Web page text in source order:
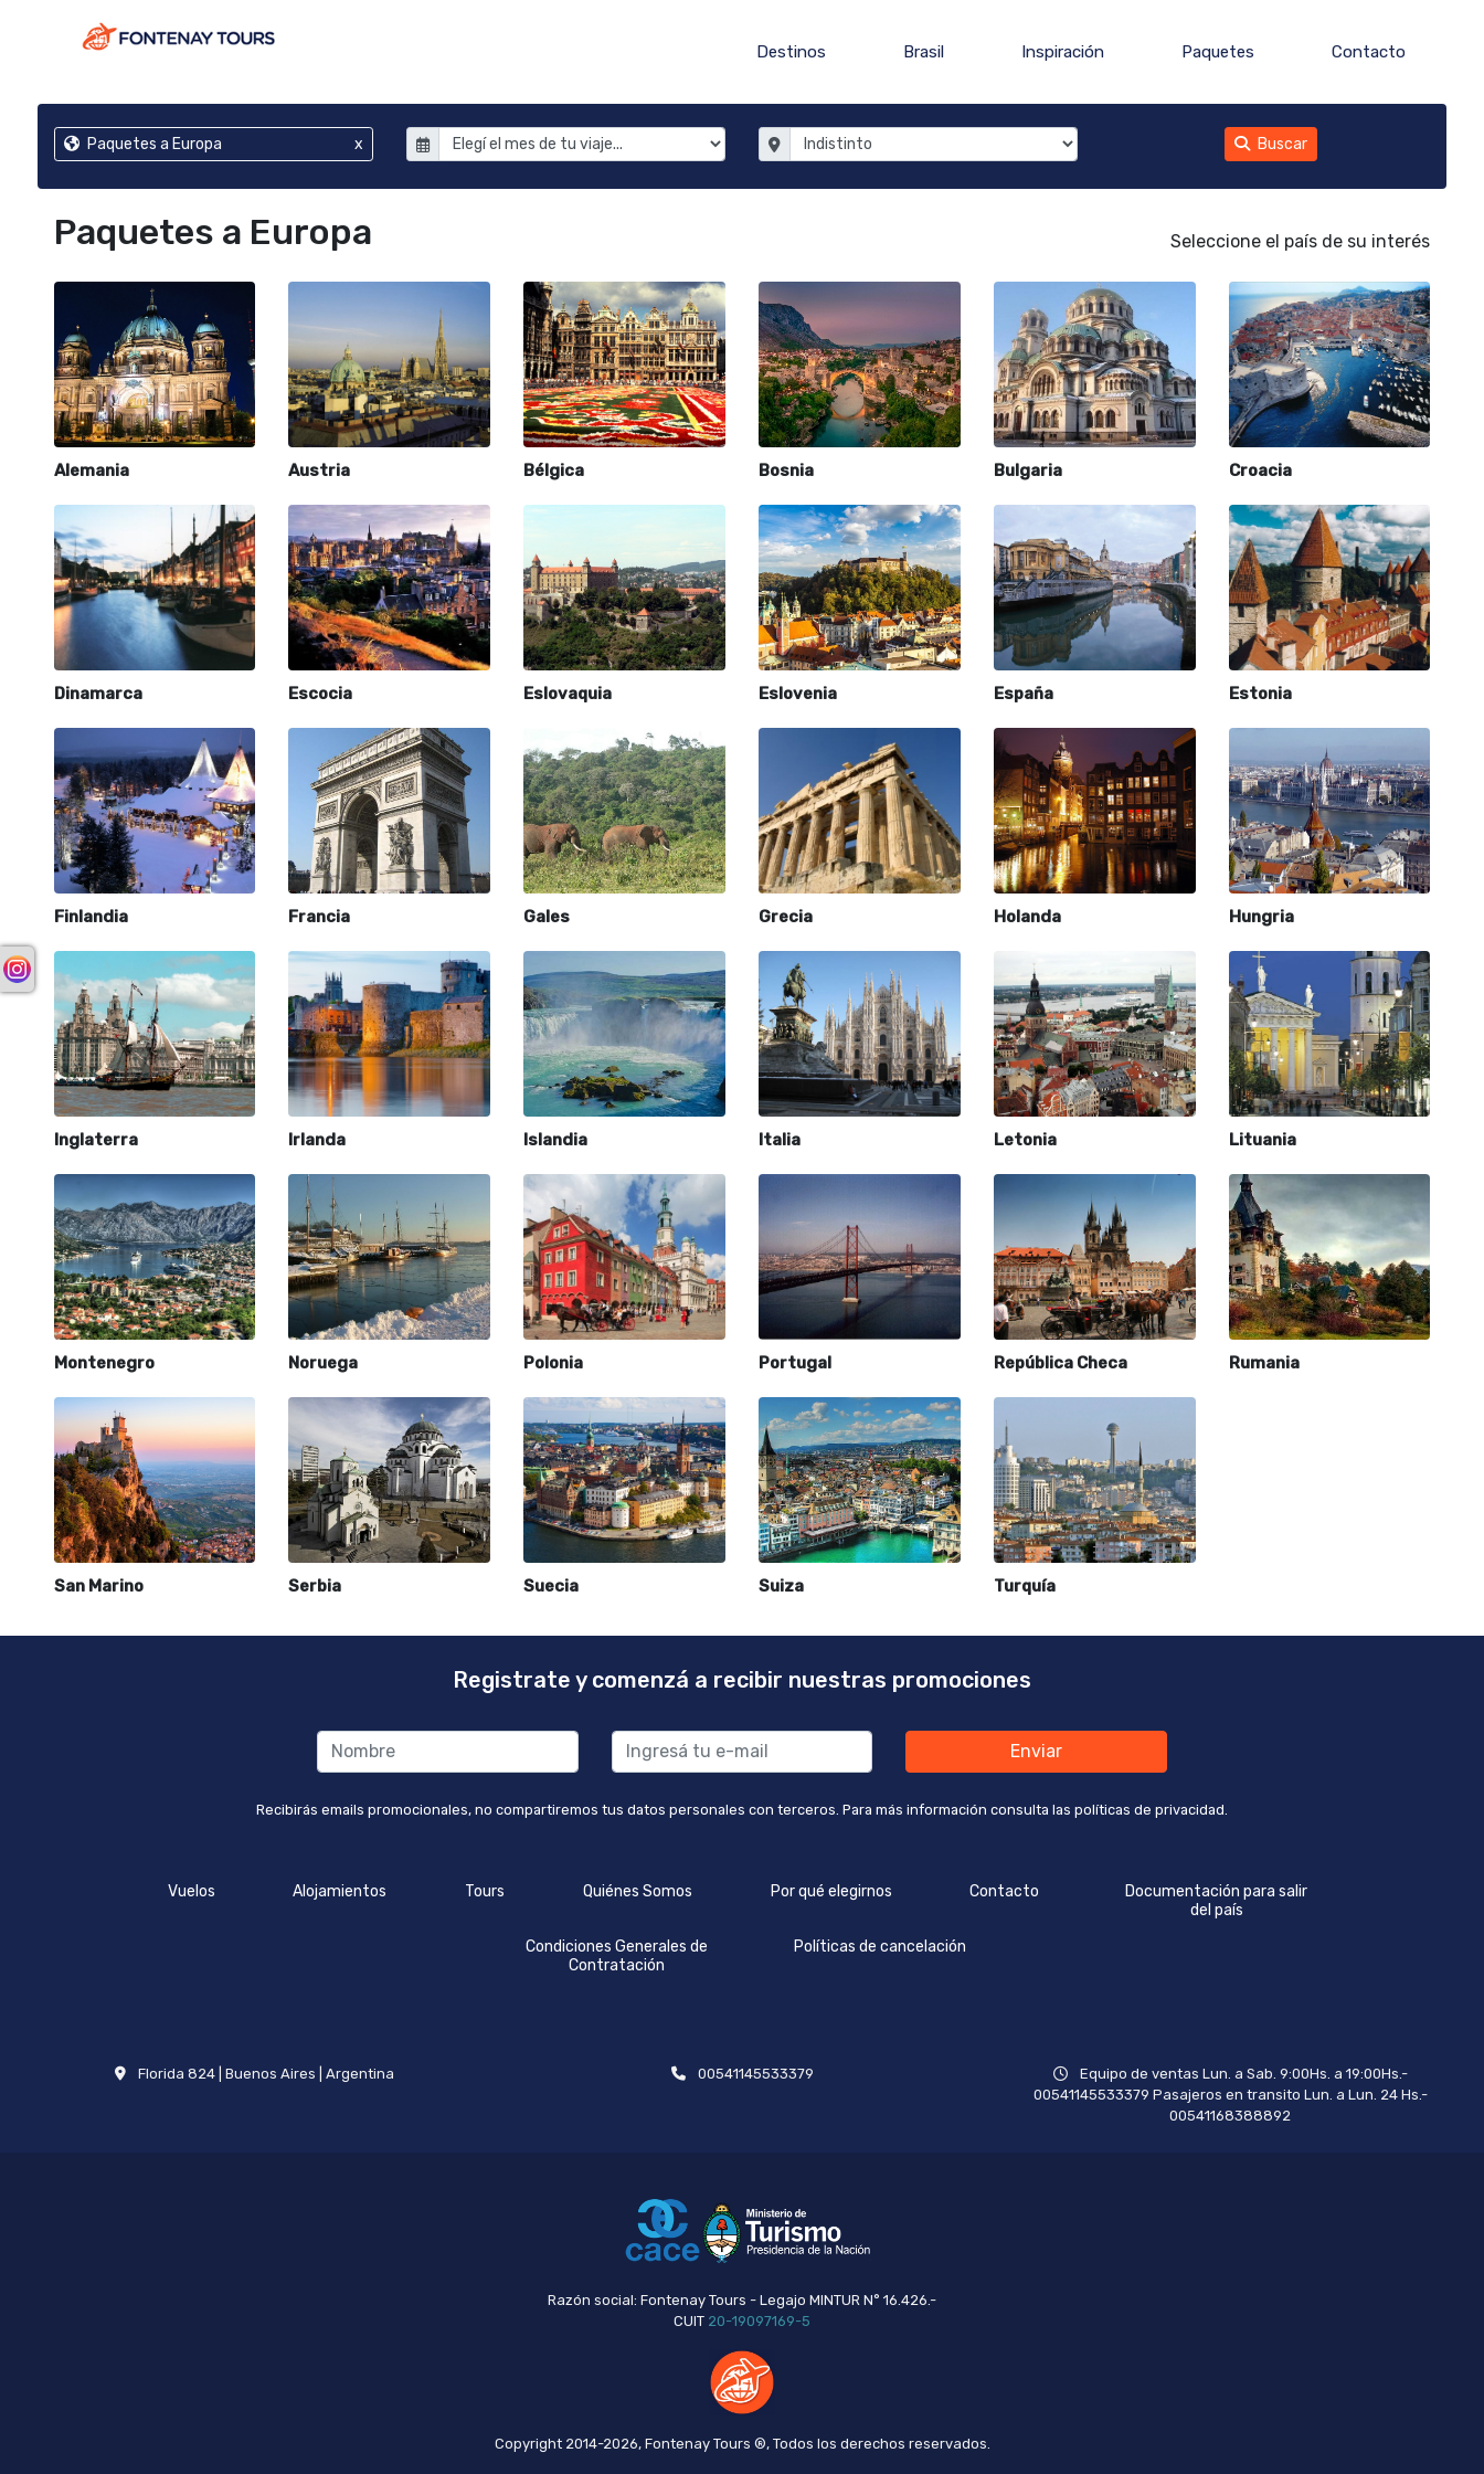
Destinos Brasil Inspiración Paquetes Contacto
Paquetes a Europa x Buscar
Paquetes a Europa Seleccione el país de su interés
Alemania Austria Bélgica Bosnia Bulgaria Croacia
Dinamarca Escocia Eslovaquia Eslovenia España Estonia
Finlandia Francia Gales Grecia Holanda Hungria
Inglaterra Irlanda Islandia Italia Letonia Lituania
Montenegro Noruega Polonia Portugal República Checa Rumania
San Marino Serbia Suecia Suiza Turquía
Registrate y comenzá a recibir nuestras promociones
Enviar
Recibirás emails promocionales, no compartiremos tus datos personales con terceros. Para más información consulta las políticas de privacidad.
Vuelos Alojamientos Tours Quiénes Somos Por qué elegirnos Contacto
Documentación para salir
del país
Condiciones Generales de
Contratación
Políticas de cancelación
Florida 824 | Buenos Aires | Argentina 00541145533379
Equipo de ventas Lun. a Sab. 9:00Hs. a 19:00Hs.-
00541145533379 Pasajeros en transito Lun. a Lun. 24 Hs.-
00541168388892
Razón social: Fontenay Tours - Legajo MINTUR N° 16.426.-
CUIT 20-19097169-5
Copyright 2014-2026, Fontenay Tours ®, Todos los derechos reservados.